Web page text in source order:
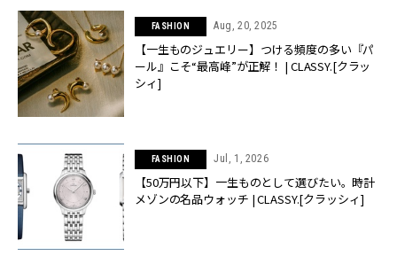
FASHION Aug, 20, 2025
【一生ものジュエリー】つける頻度の多い『パ
ール』こそ“最高峰”が正解！ | CLASSY.[クラッ
シィ]
FASHION Jul, 1, 2026
【50万円以下】一生ものとして選びたい。時計
メゾンの名品ウォッチ | CLASSY.[クラッシィ]